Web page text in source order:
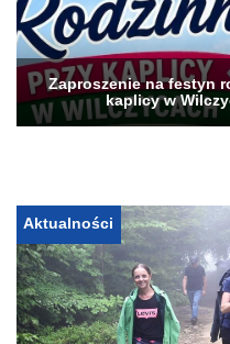
Zaproszenie na festyn
kaplicy w
Aktualności